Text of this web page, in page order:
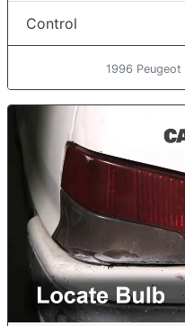
Control
1996 Peugeot